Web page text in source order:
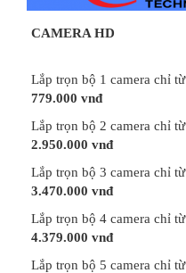
CAMERA HD
Lắp trọn bộ 1 camera chỉ từ
779.000 vnđ
Lắp trọn bộ 2 camera chỉ từ
2.950.000 vnđ
Lắp trọn bộ 3 camera chỉ từ
3.470.000 vnđ
Lắp trọn bộ 4 camera chỉ từ
4.379.000 vnđ
Lắp trọn bộ 5 camera chỉ từ